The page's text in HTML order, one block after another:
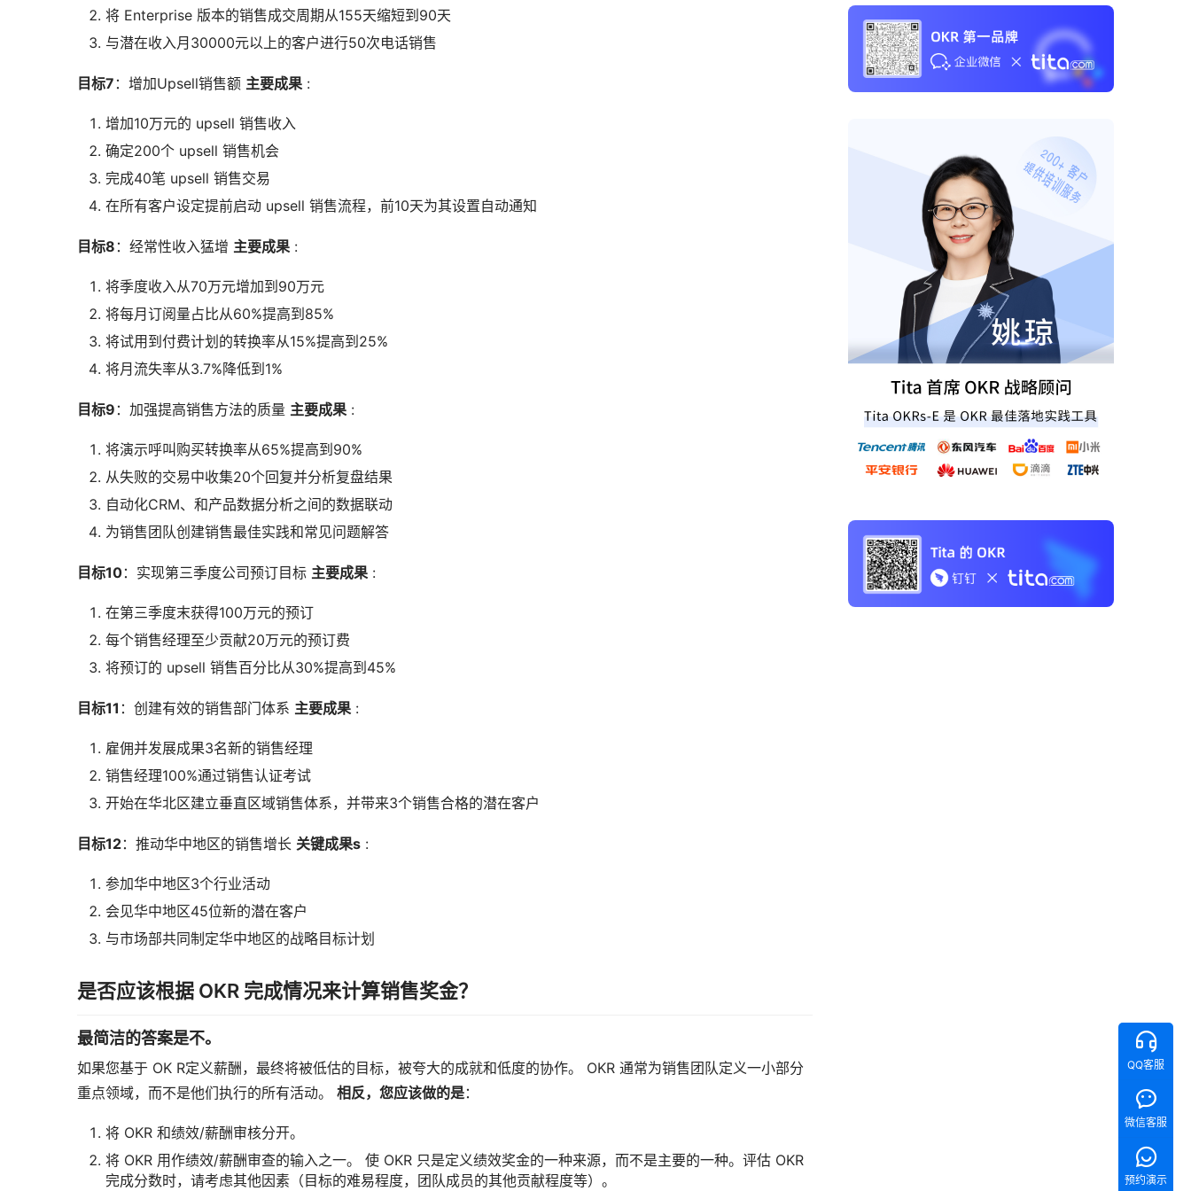
将 Enterprise 版本的销售成交周期从155天缩短到90天
与潜在收入月30000元以上的客户进行50次电话销售
目标7 ：增加Upsell销售额 主要成果 :
增加10万元的 upsell 销售收入
确定200个 upsell 销售机会
完成40笔 upsell 销售交易
在所有客户设定提前启动 upsell 销售流程，前10天为其设置自动通知
目标8 ：经常性收入猛增 主要成果 :
将季度收入从70万元增加到90万元
将每月订阅量占比从60%提高到85%
将试用到付费计划的转换率从15%提高到25%
将月流失率从3.7%降低到1%
目标9 ：加强提高销售方法的质量 主要成果 :
将演示呼叫购买转换率从65%提高到90%
从失败的交易中收集20个回复并分析复盘结果
自动化CRM、和产品数据分析之间的数据联动
为销售团队创建销售最佳实践和常见问题解答
目标10：实现第三季度公司预订目标 主要成果 :
在第三季度末获得100万元的预订
每个销售经理至少贡献20万元的预订费
将预订的 upsell 销售百分比从30%提高到45%
目标11 ：创建有效的销售部门体系 主要成果 :
雇佣并发展成果3名新的销售经理
销售经理100%通过销售认证考试
开始在华北区建立垂直区域销售体系，并带来3个销售合格的潜在客户
目标12：推动华中地区的销售增长 关键成果s :
参加华中地区3个行业活动
会见华中地区45位新的潜在客户
与市场部共同制定华中地区的战略目标计划
是否应该根据 OKR 完成情况来计算销售奖金？
最简洁的答案是不。
如果您基于 OK R定义薪酬，最终将被低估的目标，被夸大的成就和低度的协作。 OKR 通常为销售团队定义一小部分
重点领域，而不是他们执行的所有活动。 相反，您应该做的是：
将 OKR 和绩效/薪酬审核分开。
将 OKR 用作绩效/薪酬审查的输入之一。 使 OKR 只是定义绩效奖金的一种来源，而不是主要的一种。评估 OKR
完成分数时，请考虑其他因素（目标的难易程度，团队成员的其他贡献程度等）。
QQ客服
微信客服
预约演示